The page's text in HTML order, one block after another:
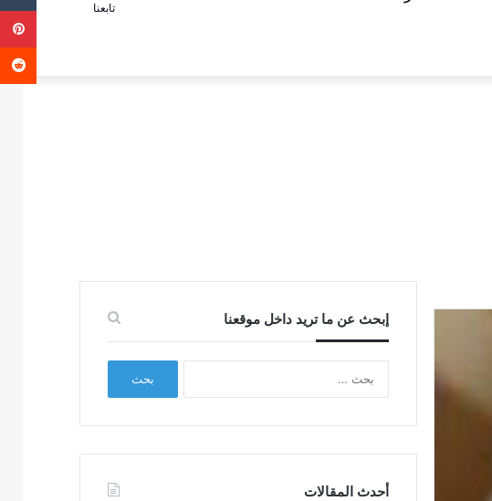
تابعنا
إبحث عن ما تريد داخل موقعنا
أحدث المقالات